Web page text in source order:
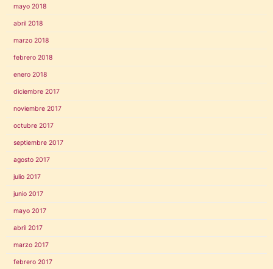
mayo 2018
abril 2018
marzo 2018
febrero 2018
enero 2018
diciembre 2017
noviembre 2017
octubre 2017
septiembre 2017
agosto 2017
julio 2017
junio 2017
mayo 2017
abril 2017
marzo 2017
febrero 2017